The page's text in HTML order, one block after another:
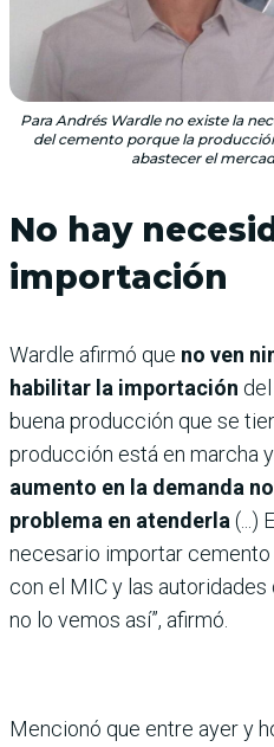
Para Andrés Wardle no existe la
del cemento porque la
abastecer el
No hay
importación
Wardle afirmó que no ven
habilitar la importación
buena producción que se
producción está en marcha
aumento en la demanda
problema en atenderla (...)
necesario importar
con el MIC y las
no lo vemos así”, afirmó.
Mencionó que entre ayer y